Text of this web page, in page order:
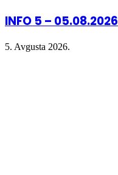
INFO 5 – 05.08.2026
5. Avgusta 2026.